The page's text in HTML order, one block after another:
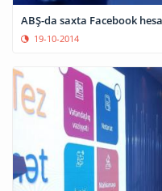
ABŞ-da saxta Facebook
19-10-2014